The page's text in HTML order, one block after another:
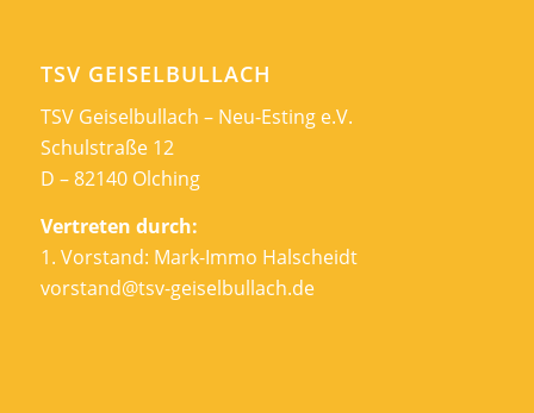
TSV GEISELBULLACH
TSV Geiselbullach – Neu-Esting e.V.
Schulstraße 12
D – 82140 Olching
Vertreten durch:
1. Vorstand: Mark-Immo Halscheidt
vorstand@tsv-geiselbullach.de